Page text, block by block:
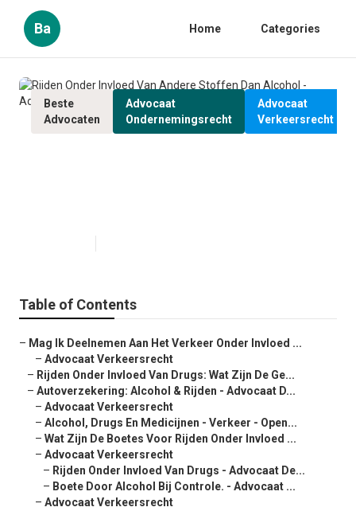
Ba Home Categories
Beste
Advocaten
Advocaat
Ondernemingsrecht
Advocaat
Verkeersrecht
Table of Contents
– Mag Ik Deelnemen Aan Het Verkeer Onder Invloed ...
– Advocaat Verkeersrecht
– Rijden Onder Invloed Van Drugs: Wat Zijn De Ge...
– Autoverzekering: Alcohol & Rijden - Advocaat D...
– Advocaat Verkeersrecht
– Alcohol, Drugs En Medicijnen - Verkeer - Open...
– Wat Zijn De Boetes Voor Rijden Onder Invloed ...
– Advocaat Verkeersrecht
– Rijden Onder Invloed Van Drugs - Advocaat De...
– Boete Door Alcohol Bij Controle. - Advocaat ...
– Advocaat Verkeersrecht